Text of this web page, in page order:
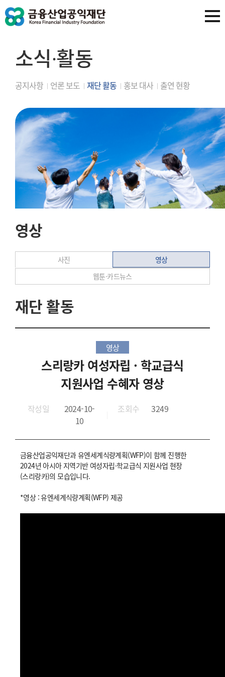
소식∙활동
공지사항 언론 보도 재단 활동 홍보 대사 출연 현황
영상
사진
영상
웹툰·카드뉴스
재단 활동
영상
스리랑카 여성자립 · 학교급식
지원사업 수혜자 영상
작성일
2024-10-
10
조회수 3249
금융산업공익재단과 유엔세계식량계획(WFP)이 함께 진행한
2024년 아시아 지역기반 여성자립·학교급식 지원사업 현장
(스리랑카)의 모습입니다.
*영상 :유엔세계식량계획(WFP) 제공